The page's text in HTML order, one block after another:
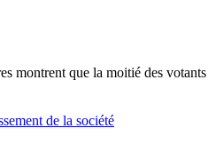
montrent que la moitié des votants
de la société